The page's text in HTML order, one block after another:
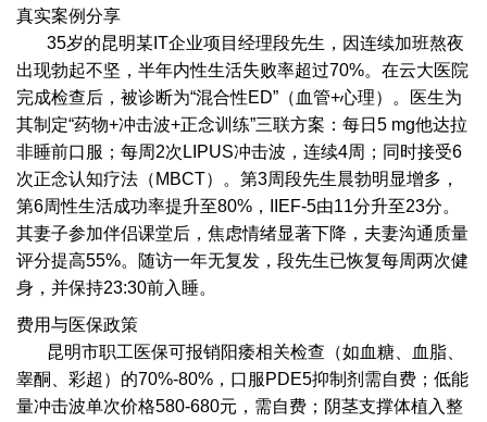
真实案例分享
35岁的昆明某IT企业项目经理段先生，因连续加班熬夜
出现勃起不坚，半年内性生活失败率超过70%。在云大医院
完成检查后，被诊断为“混合性ED”（血管+心理）。医生为
其制定“药物+冲击波+正念训练”三联方案：每日5 mg他达拉
非睡前口服；每周2次LIPUS冲击波，连续4周；同时接受6
次正念认知疗法（MBCT）。第3周段先生晨勃明显增多，
第6周性生活成功率提升至80%，IIEF-5由11分升至23分。
其妻子参加伴侣课堂后，焦虑情绪显著下降，夫妻沟通质量
评分提高55%。随访一年无复发，段先生已恢复每周两次健
身，并保持23:30前入睡。
费用与医保政策
昆明市职工医保可报销阳痿相关检查（如血糖、血脂、
睾酮、彩超）的70%-80%，口服PDE5抑制剂需自费；低能
量冲击波单次价格580-680元，需自费；阴茎支撑体植入整